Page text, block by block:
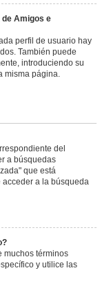
Amigos e
perfil de usuario hay
También puede
introduciendo su
misma página.
del
a búsquedas
que está
a la búsqueda
muchos términos
y utilice las